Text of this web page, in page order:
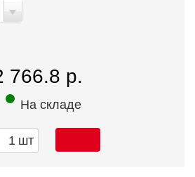
766.8 р.
На складе
шт